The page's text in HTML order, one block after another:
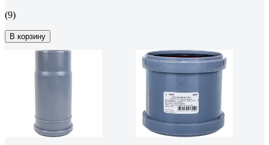
(9)
В корзину